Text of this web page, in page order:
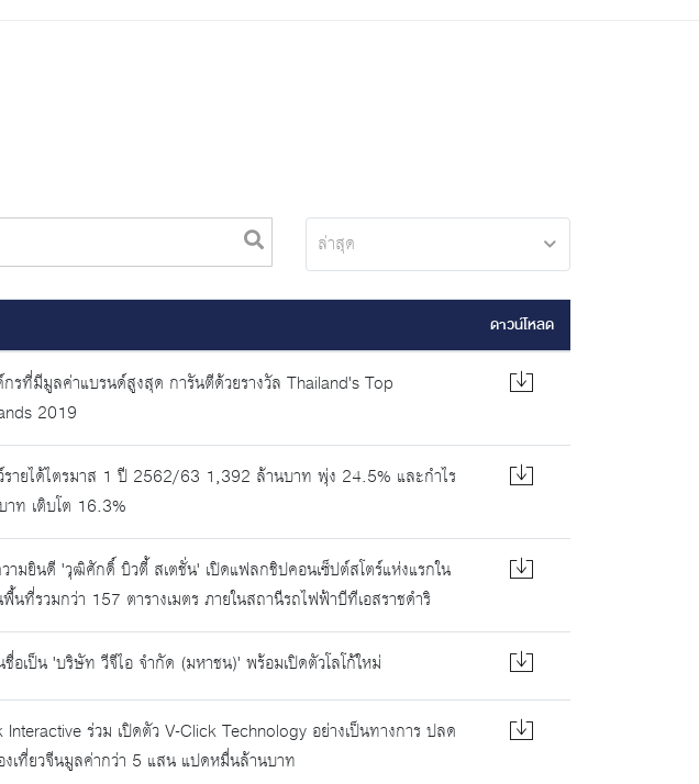
ล่าสุด
ดาวน์โหลด
รที่มีมูลค่าแบรนด์สูงสุด การันตีด้วยรางวัล Thailand's Top
2019
รายได้ไตรมาส 1 ปี 2562/63 1,392 ล้านบาท พุ่ง 24.5% และกำไร
ท เติบโต 16.3%
ามยินดี 'วุฒิศักดิ์ บิวตี้ สเตชั่น' เปิดแฟลกชิปคอนเซ็ปต์สโตร์แห่งแรกใน
นที่รวมกว่า 157 ตารางเมตร ภายในสถานีรถไฟฟ้าบีทีเอสราชดำริ
ชื่อเป็น 'บริษัท วีจีไอ จำกัด (มหาชน)' พร้อมเปิดตัวโลโก้ใหม่
ร่วม เปิดตัว V-Click Technology อย่างเป็นทางการ ปลด
เที่ยวจีนมูลค่ากว่า 5 แสน แปดหมื่นล้านบาท